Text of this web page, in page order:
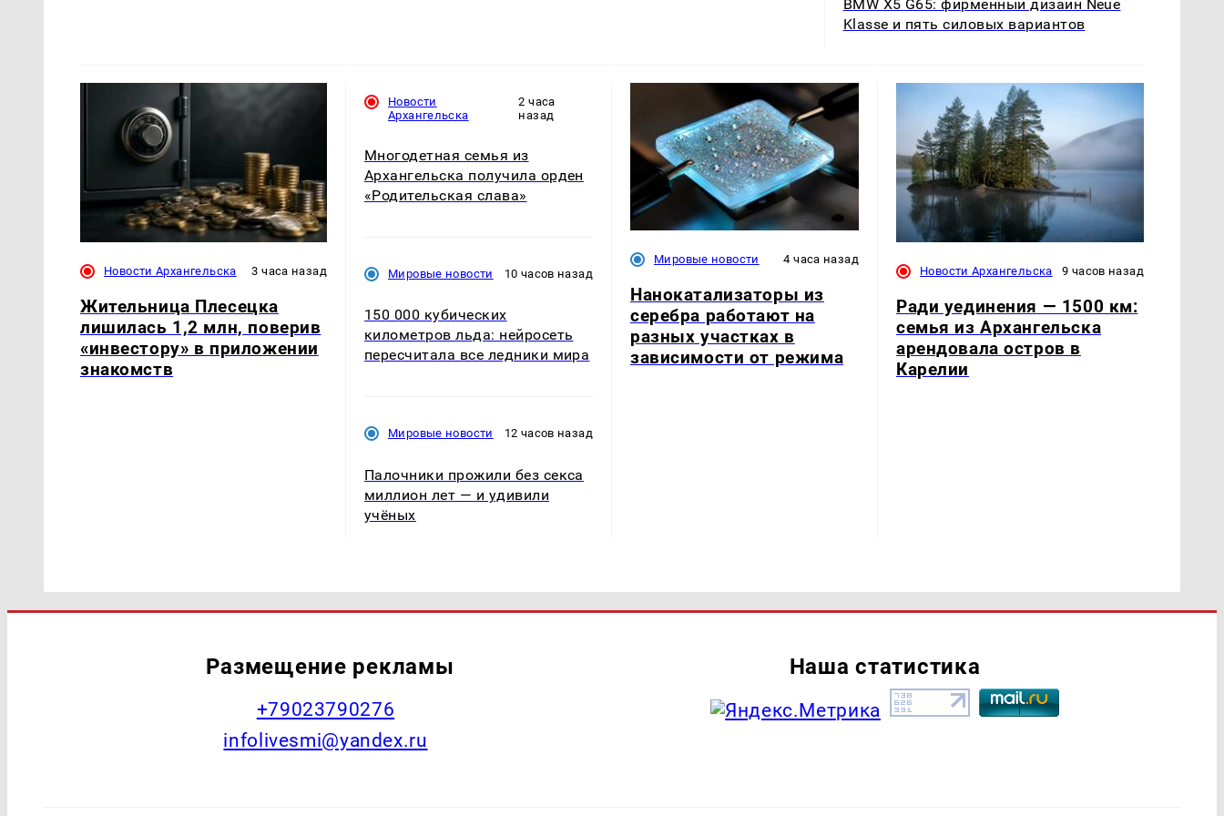
BMW X5 G65: фирменный дизайн Neue
Klasse и пять силовых вариантов
Новости Архангельска 3 часа назад
Жительница Плесецка
лишилась 1,2 млн, поверив
«инвестору» в приложении
знакомств
Новости
Архангельска
2 часа
назад
Многодетная семья из
Архангельска получила орден
«Родительская слава»
Мировые новости 10 часов назад
150 000 кубических
километров льда: нейросеть
пересчитала все ледники мира
Мировые новости 12 часов назад
Палочники прожили без секса
миллион лет — и удивили
учёных
Мировые новости 4 часа назад
Нанокатализаторы из
серебра работают на
разных участках в
зависимости от режима
Новости Архангельска 9 часов назад
Ради уединения — 1500 км:
семья из Архангельска
арендовала остров в
Карелии
Размещение рекламы
+79023790276
infolivesmi@yandex.ru
Наша статистика